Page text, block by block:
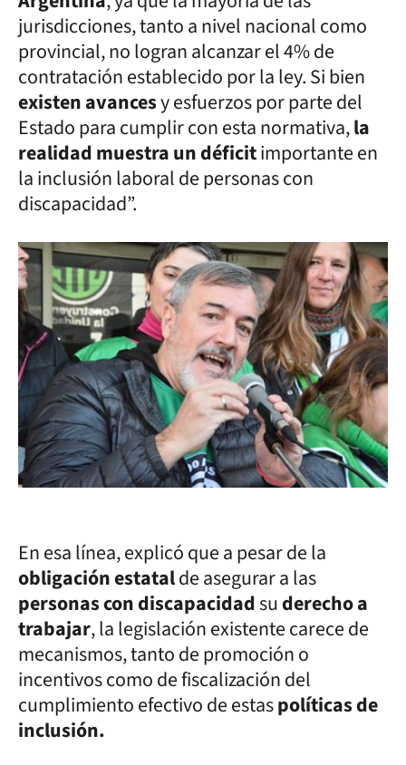
jurisdicciones, tanto a nivel nacional como
provincial, no logran alcanzar el 4% de
contratación establecido por la ley. Si bien
existen avancesy esfuerzos por parte del
Estado para cumplir con esta normativa,la
realidad muestra un déficitimportante en
la inclusión laboral de personas con
discapacidad”.
En esa línea, explicó que a pesar de la
obligación estatalde asegurar a las
personas con discapacidadsuderecho a
trabajar, la legislación existente carece de
mecanismos, tanto de promoción o
incentivos como de fiscalización del
cumplimiento efectivo de estaspolíticas de
inclusión.